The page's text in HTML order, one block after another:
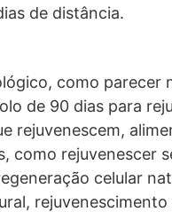
de distância.
como parecer
de 90 dias para
rejuvenescem,
como rejuvenescer
celular